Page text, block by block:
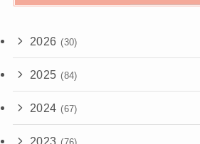
2026 (30)
2025 (84)
2024 (67)
2023